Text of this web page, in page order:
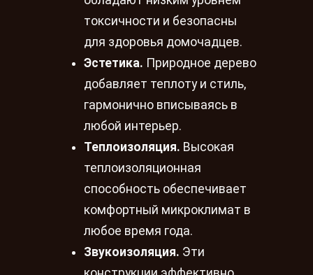
токсичности и безопасны
для здоровья домочадцев.
Эстетика. Природное дерево
добавляет теплоту и стиль,
гармонично вписываясь в
любой интерьер.
Теплоизоляция. Высокая
теплоизоляционная
способность обеспечивает
комфортный микроклимат в
любое время года.
Звукоизоляция. Эти